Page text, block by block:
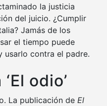
la justicia
del juicio. ¿Cumplir
Jamás de los
el tiempo puede
usarlo contra el padre.
odio’
La publicación de El